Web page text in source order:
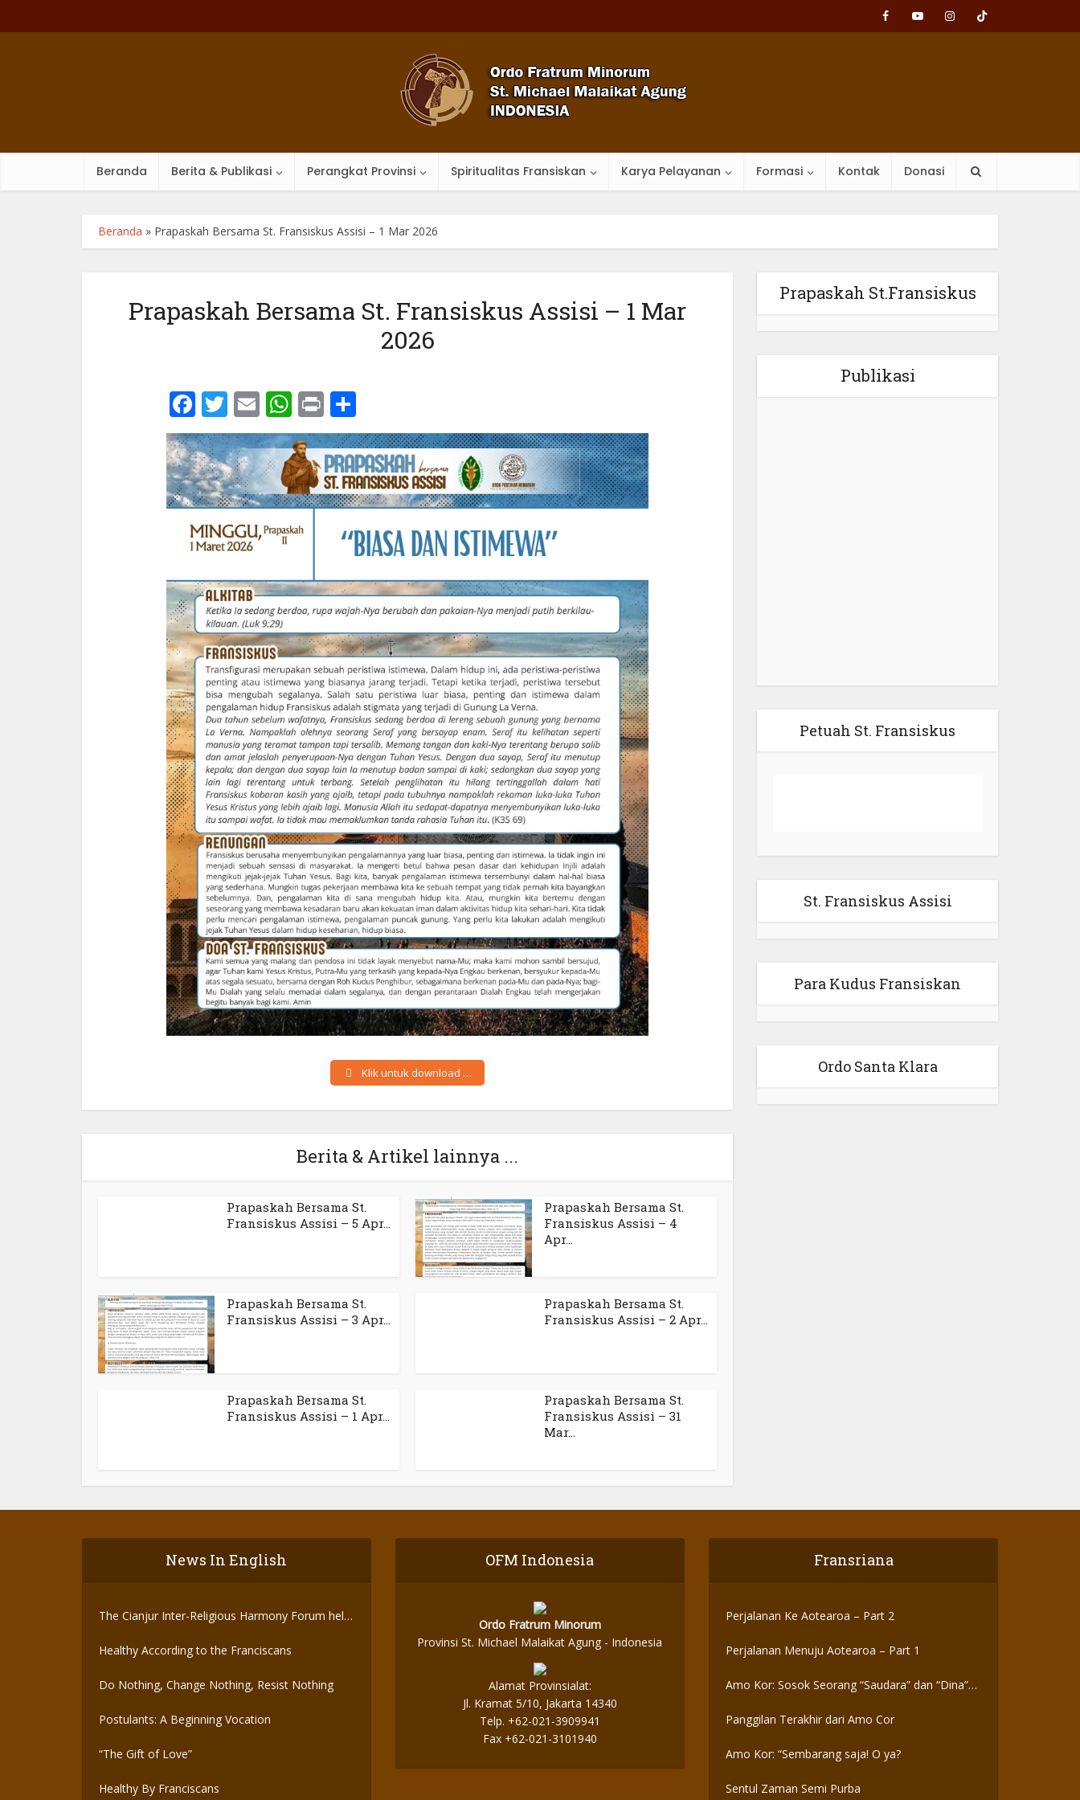
Beranda Berita & Publikasi Perangkat Provinsi Spiritualitas Fransiskan Karya Pelayanan Formasi Kontak Donasi
Beranda » Prapaskah Bersama St. Fransiskus Assisi – 1 Mar 2026
Prapaskah Bersama St. Fransiskus Assisi – 1 Mar
2026
Facebook
Twitter
EmailWhatsApp
Print
Klik untuk download …
Berita & Artikel lainnya ...
Prapaskah Bersama St.
Fransiskus Assisi – 5 Apr...
Prapaskah Bersama St.
Fransiskus Assisi – 4
Apr...
Prapaskah Bersama St.
Fransiskus Assisi – 3 Apr...
Prapaskah Bersama St.
Fransiskus Assisi – 2 Apr...
Prapaskah Bersama St.
Fransiskus Assisi – 1 Apr...
Prapaskah Bersama St.
Fransiskus Assisi – 31
Mar...
Prapaskah St.Fransiskus
Publikasi
Petuah St. Fransiskus
St. Fransiskus Assisi
Para Kudus Fransiskan
Ordo Santa Klara
News In English
The Cianjur Inter-Religious Harmony Forum held
Healthy According to the Franciscans
Do Nothing, Change Nothing, Resist Nothing
Postulants: A Beginning Vocation
“The Gift of Love”
Healthy By Franciscans
OFM Indonesia
Ordo Fratrum Minorum
Provinsi St. Michael Malaikat Agung - Indonesia
Alamat Provinsialat:
Jl. Kramat 5/10, Jakarta 14340
Telp. +62-021-3909941
Fax +62-021-3101940
Fransriana
Perjalanan Ke Aotearoa – Part 2
Perjalanan Menuju Aotearoa – Part 1
Amo Kor: Sosok Seorang “Saudara” dan “Dina”
Panggilan Terakhir dari Amo Cor
Amo Kor: “Sembarang saja! O ya?
Sentul Zaman Semi Purba